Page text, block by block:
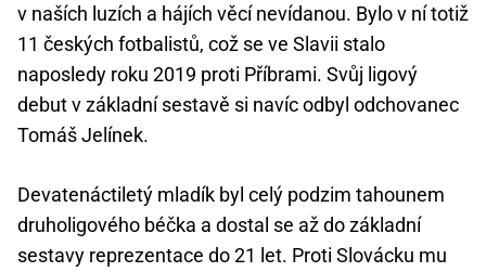
v naších luzích a hájích věcí nevídanou. Bylo v ní totiž
11 českých fotbalistů, což se ve Slavii stalo
naposledy roku 2019 proti Příbrami. Svůj ligový
debut v základní sestavě si navíc odbyl odchovanec
Tomáš Jelínek.
Devatenáctiletý mladík byl celý podzim tahounem
druholigového béčka a dostal se až do základní
sestavy reprezentace do 21 let. Proti Slovácku mu